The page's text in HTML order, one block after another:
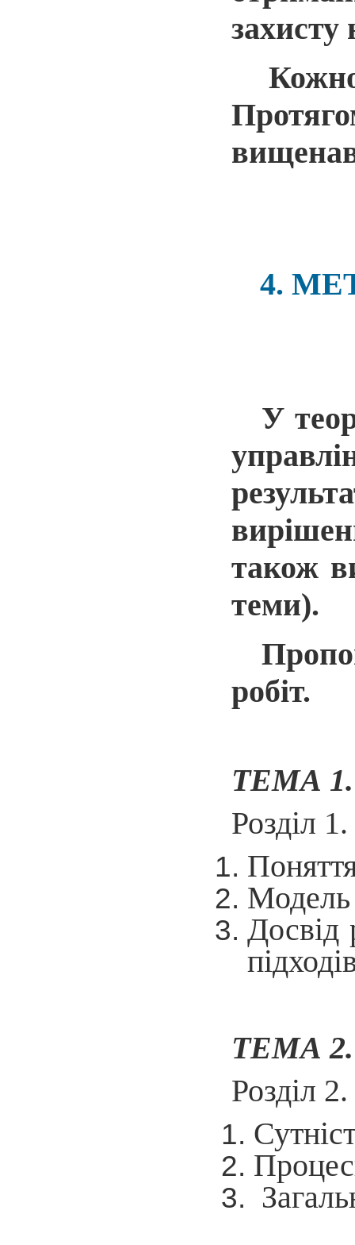
захисту
4.
У
також
теми).
робіт.
ТЕМА 1.
Розділ
Модель
Досвід
ТЕМА 2.
Розділ